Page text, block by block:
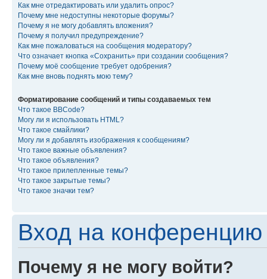
Как мне отредактировать или удалить опрос?
Почему мне недоступны некоторые форумы?
Почему я не могу добавлять вложения?
Почему я получил предупреждение?
Как мне пожаловаться на сообщения модератору?
Что означает кнопка «Сохранить» при создании сообщения?
Почему моё сообщение требует одобрения?
Как мне вновь поднять мою тему?
Форматирование сообщений и типы создаваемых тем
Что такое BBCode?
Могу ли я использовать HTML?
Что такое смайлики?
Могу ли я добавлять изображения к сообщениям?
Что такое важные объявления?
Что такое объявления?
Что такое прилепленные темы?
Что такое закрытые темы?
Что такое значки тем?
Вход на конференцию
Почему я не могу войти?